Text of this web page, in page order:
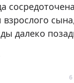
далеко
6